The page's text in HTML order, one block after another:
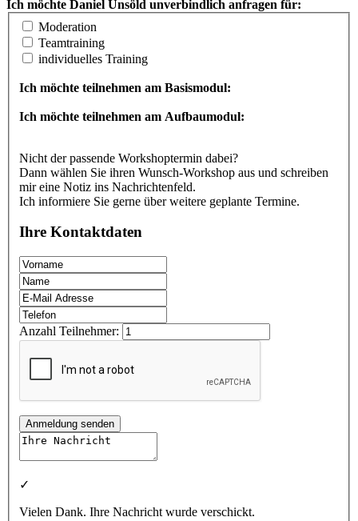
Ich möchte Daniel Unsöld unverbindlich anfragen für:
Moderation
Teamtraining
individuelles Training
Ich möchte teilnehmen am Basismodul:
Ich möchte teilnehmen am Aufbaumodul:
Nicht der passende Workshoptermin dabei?
Dann wählen Sie ihren Wunsch-Workshop aus und schreiben
mir eine Notiz ins Nachrichtenfeld.
Ich informiere Sie gerne über weitere geplante Termine.
Ihre Kontaktdaten
Anzahl Teilnehmer:
Anmeldung senden
✓
Vielen Dank. Ihre Nachricht wurde verschickt.